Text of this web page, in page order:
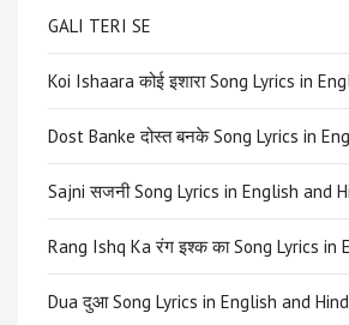
GALI TERI SE
Koi Ishaara कोई इशारा Song Lyrics in
Dost Banke दोस्त बनके Song Lyrics in
Sajni सजनी Song Lyrics in English and
Rang Ishq Ka रंग इश्क का Song Lyrics in
Dua दुआ Song Lyrics in English and